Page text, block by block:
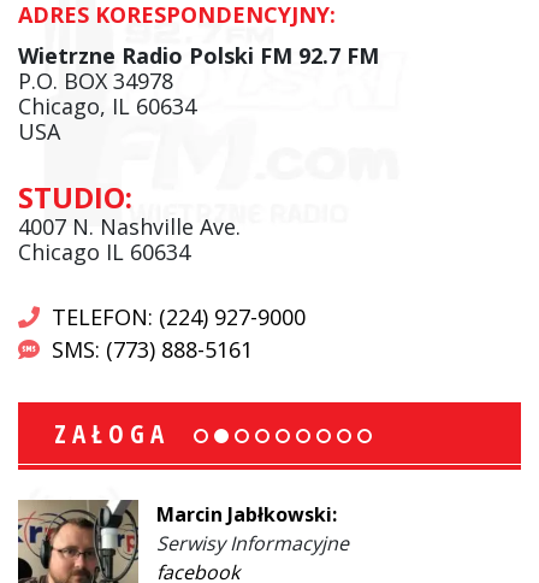
ADRES KORESPONDENCYJNY:
Wietrzne Radio Polski FM 92.7 FM
P.O. BOX 34978
Chicago, IL 60634
USA
STUDIO:
4007 N. Nashville Ave.
Chicago IL 60634
TELEFON: (224) 927-9000
SMS: (773) 888-5161
ZAŁOGA
Marcin Jabłkowski:
Serwisy Informacyjne
facebook